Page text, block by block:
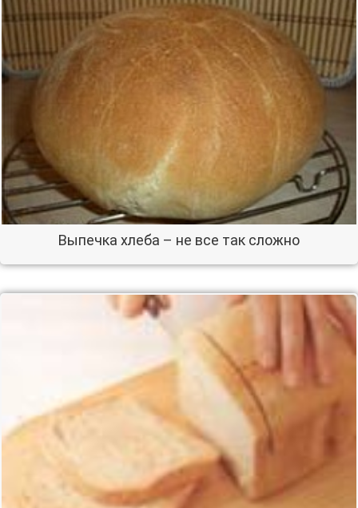
Выпечка хлеба – не все так сложно